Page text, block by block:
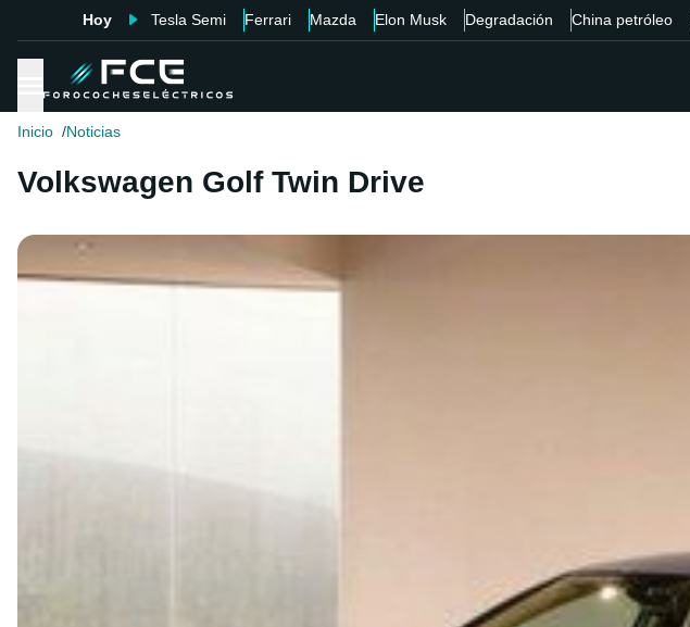
Hoy Tesla Semi Ferrari Mazda Elon Musk Degradación China petróleo
Inicio Noticias
Volkswagen Golf Twin Drive